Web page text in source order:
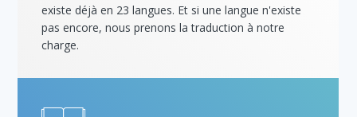
existe déjà en 23 langues. Et si une langue n'existe
pas encore, nous prenons la traduction à notre
charge.